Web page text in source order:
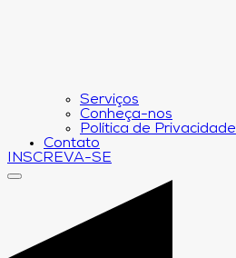
Serviços
Conheça-nos
Política de Privacidade
Contato
INSCREVA-SE